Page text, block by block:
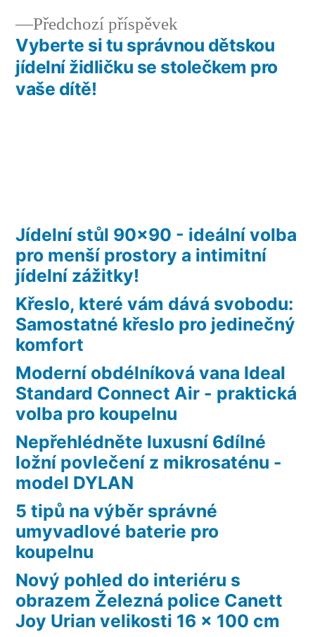
pro
příspěvek
Předchozí příspěvekPředchozí
příspěvek:
Vyberte si tu správnou dětskou
jídelní židličku se stolečkem pro
vaše dítě!
Jídelní stůl 90×90 - ideální volba
pro menší prostory a intimitní
jídelní zážitky!
Křeslo, které vám dává svobodu:
Samostatné křeslo pro jedinečný
komfort
Moderní obdélníková vana Ideal
Standard Connect Air - praktická
volba pro koupelnu
Nepřehlédněte luxusní 6dílné
ložní povlečení z mikrosaténu -
model DYLAN
5 tipů na výběr správné
umyvadlové baterie pro
koupelnu
Nový pohled do interiéru s
obrazem Železná police Canett
Joy Urian velikosti 16 x 100 cm